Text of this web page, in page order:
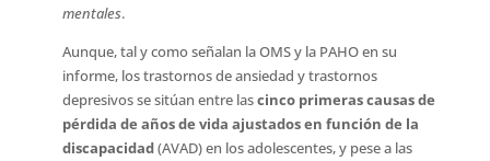
mentales.
Aunque, tal y como señalan la OMS y la PAHO en su
informe, los trastornos de ansiedad y trastornos
depresivos se sitúan entre lascinco primeras causas de
pérdida de años de vida ajustados en función de la
discapacidad(AVAD) en los adolescentes, y pese a las